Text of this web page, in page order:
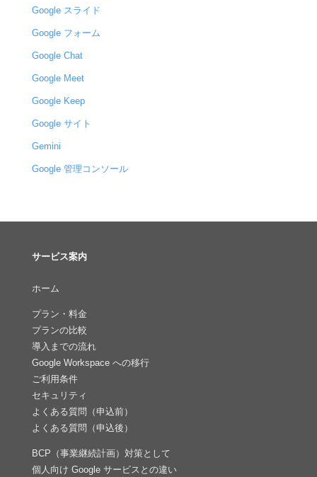
Google スライド
Google フォーム
Google Chat
Google Meet
Google Keep
Google サイト
Gemini
Google 管理コンソール
サービス案内
ホーム
プラン・料金
プランの比較
導入までの流れ
Google Workspace への移行
ご利用条件
セキュリティ
よくある質問（申込前）
よくある質問（申込後）
BCP（事業継続計画）対策として
個人向け Google サービスとの違い